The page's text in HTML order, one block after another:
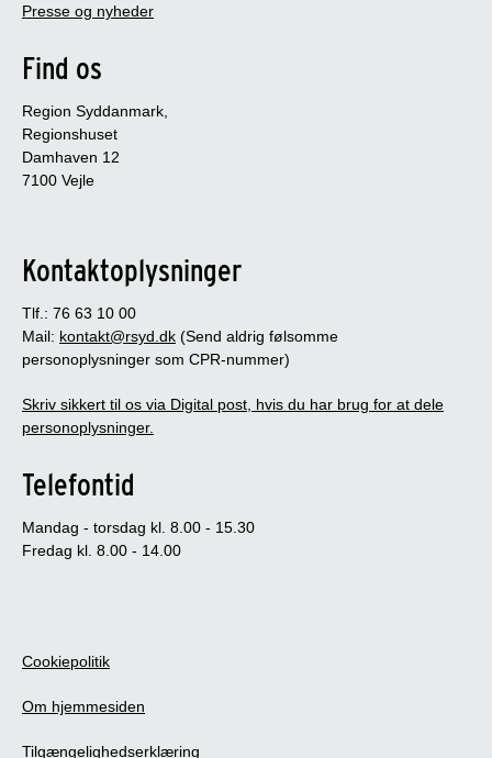
Presse og nyheder
Find os
Region Syddanmark,
Regionshuset
Damhaven 12
7100 Vejle
Kontaktoplysninger
Tlf.: 76 63 10 00
Mail: kontakt@rsyd.dk (Send aldrig følsomme
personoplysninger som CPR-nummer)
Skriv sikkert til os via Digital post, hvis du har brug for at dele
personoplysninger.
Telefontid
Mandag - torsdag kl. 8.00 - 15.30
Fredag kl. 8.00 - 14.00
Cookiepolitik
Om hjemmesiden
Tilgængelighedserklæring